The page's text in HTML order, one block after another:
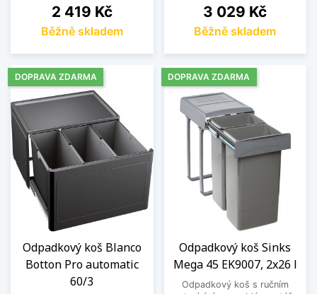
Cena
2 419 Kč
Běžně skladem
Cena
3 029 Kč
Běžně skladem
Odpadkový koš Blanco
Botton Pro automatic
60/3
DOPRAVA ZDARMA
Odpadkový koš Sinks
Mega 45 EK9007, 2x26 l
Odpadkový koš s ručním
DOPRAVA ZDARMA